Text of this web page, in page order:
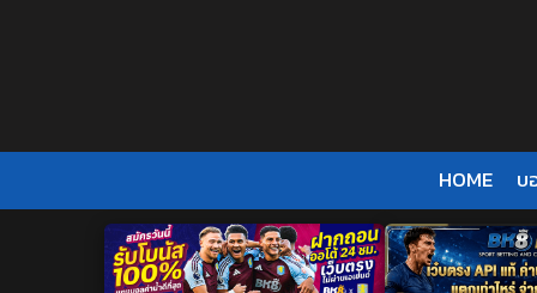
HOME บ